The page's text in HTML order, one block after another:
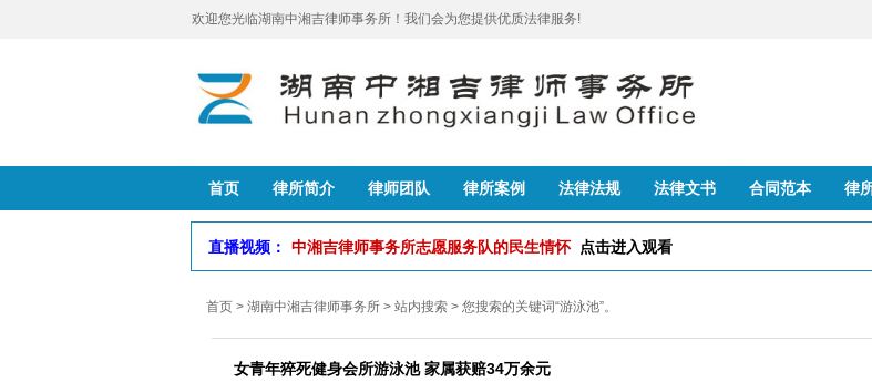
欢迎您光临湖南中湘吉律师事务所！我们会为您提供优质法律服务!
首页 律所简介 律师团队 律所案例 法律法规 法律文书 合同范本 律
直播视频： 中湘吉律师事务所志愿服务队的民生情怀 点击进入观看
首页 > 湖南中湘吉律师事务所 > 站内搜索 > 您搜索的关键词“游泳池”。
女青年猝死健身会所游泳池 家属获赔34万余元